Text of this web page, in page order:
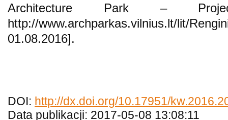
Architecture Park –
http://www.archparkas.vilnius.lt/lit/
01.08.2016].
DOI: http://dx.doi.org/10.17951/
Data publikacji: 2017-05-08 13:08:11